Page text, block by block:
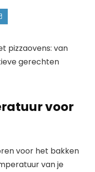
voor
voor het bakken
van je